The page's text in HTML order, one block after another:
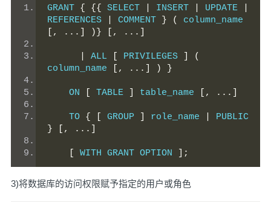
GRANT { {{ SELECT INSERT UPDATE
REFERENCES
COMMENT } (
[,
...] )} [, ...]
ALL PRIVILEGES
(
column_name
[, ...] ) }
    ON
TABLE table_name [, ...]
    TO
{ GROUP role_name
}
[, ...]
WITH GRANT OPTION ];
3)将数据库的访问权限赋予指定的用户或角色